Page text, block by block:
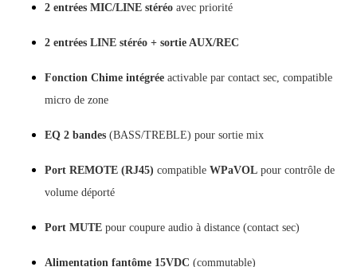
2 entrées MIC/LINE stéréo avec priorité
2 entrées LINE stéréo + sortie AUX/REC
Fonction Chime intégrée activable par contact sec, compatible
micro de zone
EQ 2 bandes (BASS/TREBLE) pour sortie mix
Port REMOTE (RJ45) compatible WPaVOL pour contrôle de
volume déporté
Port MUTE pour coupure audio à distance (contact sec)
Alimentation fantôme 15VDC (commutable)